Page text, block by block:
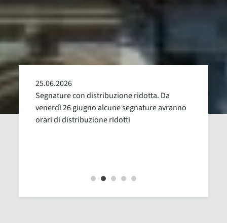
25.06.2026
Segnature con distribuzione ridotta. Da
venerdì 26 giugno alcune segnature avranno
orari di distribuzione ridotti